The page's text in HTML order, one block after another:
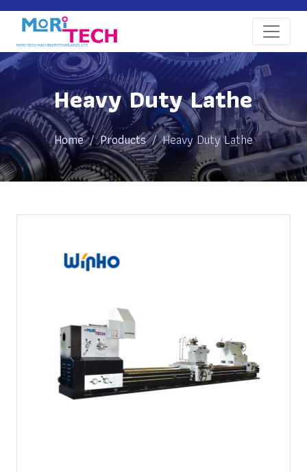
Heavy Duty Lathe
Home Products Heavy Duty Lathe